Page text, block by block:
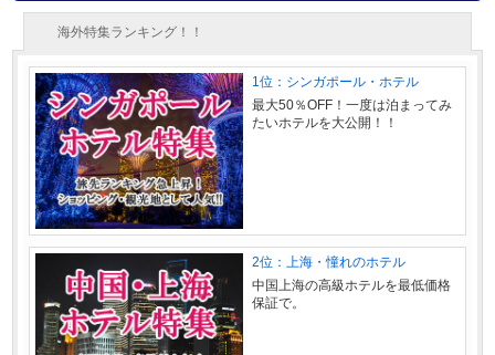
海外特集ランキング！！
1位：シンガポール・ホテル
最大50％OFF！一度は泊まってみ
たいホテルを大公開！！
2位：上海・憧れのホテル
中国上海の高級ホテルを最低価格
保証で。